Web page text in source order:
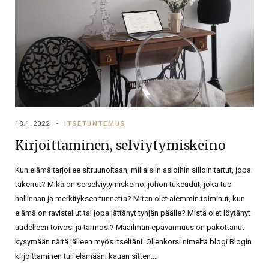
18.1.2022 ITSETUNTEMUS
Kirjoittaminen, selviytymiskeino
Kun elämä tarjoilee sitruunoitaan, millaisiin asioihin silloin tartut, jopa
takerrut? Mikä on se selviytymiskeino, johon tukeudut, joka tuo
hallinnan ja merkityksen tunnetta? Miten olet aiemmin toiminut, kun
elämä on ravistellut tai jopa jättänyt tyhjän päälle? Mistä olet löytänyt
uudelleen toivosi ja tarmosi? Maailman epävarmuus on pakottanut
kysymään näitä jälleen myös itseltäni. Oljenkorsi nimeltä blogi Blogin
kirjoittaminen tuli elämääni kauan sitten.…